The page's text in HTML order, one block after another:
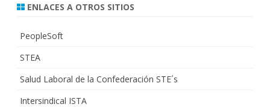
ENLACES A OTROS SITIOS
PeopleSoft
STEA
Salud Laboral de la Confederación STE´s
Intersindical ISTA